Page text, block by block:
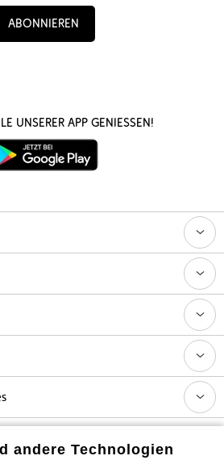
Abonnieren
unserer App genießen!
von bonprix auf
andere Technologien